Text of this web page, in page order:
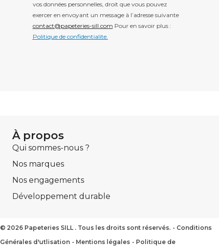
vos données personnelles, droit que vous pouvez
exercer en envoyant un message à l’adresse suivante
contact@papeteries-sill.com Pour en savoir plus :
Politique de confidentialite.
À propos
Qui sommes-nous ?
Nos marques
Nos engagements
Développement durable
2026 Papeteries SILL . Tous les droits sont réservés.
Conditions
Générales d'utlisation
Mentions légales
Politique de